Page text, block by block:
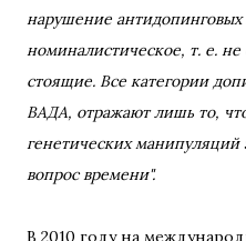
нарушение
номиналистическое, т. е.
стоящие. Все категории
ВАДА, отражают лишь то,
генетических
вопрос времени".
В 2010 году на